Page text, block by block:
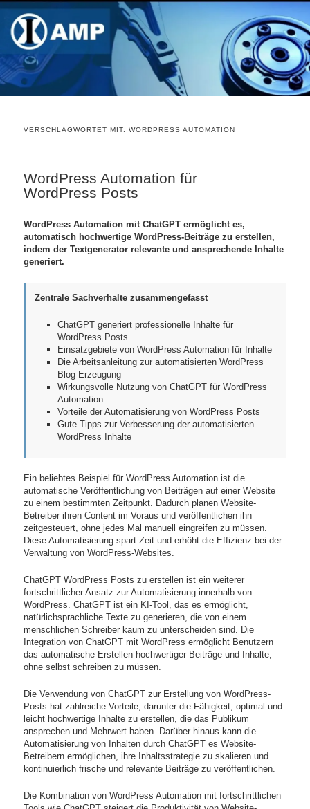
VERSCHLAGWORTET MIT:WORDPRESS AUTOMATION
WordPress Automation für
WordPress Posts
WordPress Automation mit ChatGPT ermöglicht es,
automatisch hochwertige WordPress-Beiträge zu erstellen,
indem der Textgenerator relevante und ansprechende Inhalte
generiert.
Zentrale Sachverhalte zusammengefasst
ChatGPT generiert professionelle Inhalte für
WordPress Posts
Einsatzgebiete von WordPress Automation für Inhalte
Die Arbeitsanleitung zur automatisierten WordPress
Blog Erzeugung
Wirkungsvolle Nutzung von ChatGPT für WordPress
Automation
Vorteile der Automatisierung von WordPress Posts
Gute Tipps zur Verbesserung der automatisierten
WordPress Inhalte
Ein beliebtes Beispiel für WordPress Automation ist die
automatische Veröffentlichung von Beiträgen auf einer Website
zu einem bestimmten Zeitpunkt. Dadurch planen Website-
Betreiber ihren Content im Voraus und veröffentlichen ihn
zeitgesteuert, ohne jedes Mal manuell eingreifen zu müssen.
Diese Automatisierung spart Zeit und erhöht die Effizienz bei der
Verwaltung von WordPress-Websites.
ChatGPT WordPress Posts zu erstellen ist ein weiterer
fortschrittlicher Ansatz zur Automatisierung innerhalb von
WordPress. ChatGPT ist ein KI-Tool, das es ermöglicht,
natürlichsprachliche Texte zu generieren, die von einem
menschlichen Schreiber kaum zu unterscheiden sind. Die
Integration von ChatGPT mit WordPress ermöglicht Benutzern
das automatische Erstellen hochwertiger Beiträge und Inhalte,
ohne selbst schreiben zu müssen.
Die Verwendung von ChatGPT zur Erstellung von WordPress-
Posts hat zahlreiche Vorteile, darunter die Fähigkeit, optimal und
leicht hochwertige Inhalte zu erstellen, die das Publikum
ansprechen und Mehrwert haben. Darüber hinaus kann die
Automatisierung von Inhalten durch ChatGPT es Website-
Betreibern ermöglichen, ihre Inhaltsstrategie zu skalieren und
kontinuierlich frische und relevante Beiträge zu veröffentlichen.
Die Kombination von WordPress Automation mit fortschrittlichen